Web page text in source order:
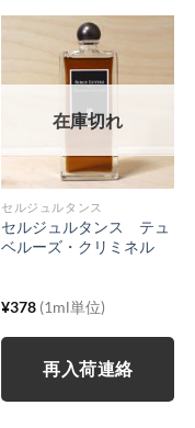
在庫切れ
セルジュルタンス
セルジュルタンス テュ
ベルーズ・クリミネル
¥378 (1ml単位)
再入荷連絡